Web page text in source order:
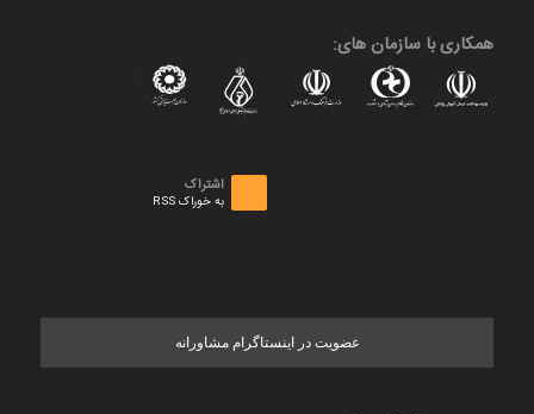
همکاری با سازمان های:
اشتراک
به خوراک RSS
عضویت در اینستاگرام مشاورانه